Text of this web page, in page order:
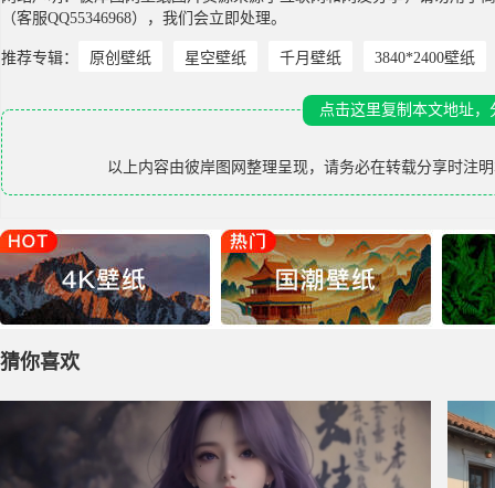
（客服QQ55346968），我们会立即处理。
推荐专辑： 原创壁纸 星空壁纸 千月壁纸 3840*2400壁纸
点击这里复制本文地址
以上内容由彼岸图网 整理呈现，请务必在转载分享时注
猜你喜欢